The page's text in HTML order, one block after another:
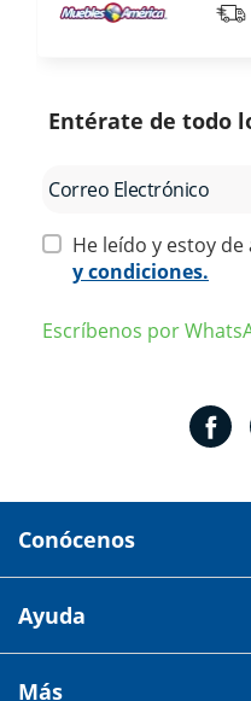
Entérate de todo
He leído y estoy
y condiciones.
Escríbenos por
Conócenos
Av 18 de marzo # 309.
Ayuda
Más